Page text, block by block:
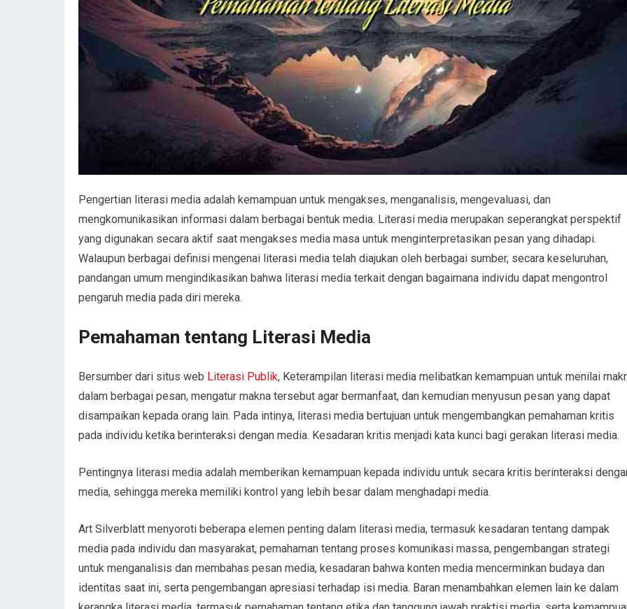
Pengertian literasi media adalah kemampuan untuk mengakses, menganalisis, mengevaluasi, dan
mengkomunikasikan informasi dalam berbagai bentuk media. Literasi media merupakan seperangkat perspektif
yang digunakan secara aktif saat mengakses media masa untuk menginterpretasikan pesan yang dihadapi.
Walaupun berbagai definisi mengenai literasi media telah diajukan oleh berbagai sumber, secara keseluruhan,
pandangan umum mengindikasikan bahwa literasi media terkait dengan bagaimana individu dapat mengontrol
pengaruh media pada diri mereka.
Pemahaman tentang Literasi Media
Bersumber dari situs web Literasi Publik, Keterampilan literasi media melibatkan kemampuan untuk menilai
dalam berbagai pesan, mengatur makna tersebut agar bermanfaat, dan kemudian menyusun pesan yang dapat
disampaikan kepada orang lain. Pada intinya, literasi media bertujuan untuk mengembangkan pemahaman kritis
pada individu ketika berinteraksi dengan media. Kesadaran kritis menjadi kata kunci bagi gerakan literasi media.
Pentingnya literasi media adalah memberikan kemampuan kepada individu untuk secara kritis berinteraksi
media, sehingga mereka memiliki kontrol yang lebih besar dalam menghadapi media.
Art Silverblatt menyoroti beberapa elemen penting dalam literasi media, termasuk kesadaran tentang dampak
media pada individu dan masyarakat, pemahaman tentang proses komunikasi massa, pengembangan strategi
untuk menganalisis dan membahas pesan media, kesadaran bahwa konten media mencerminkan budaya dan
identitas saat ini, serta pengembangan apresiasi terhadap isi media. Baran menambahkan elemen lain ke dalam